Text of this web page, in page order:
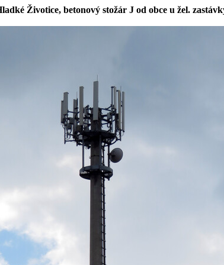
Životice, betonový stožár J od obce u žel.